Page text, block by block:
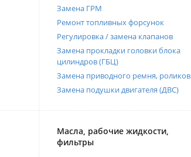
Замена ГРМ
Ремонт топливных форсунок
Регулировка / замена клапанов
Замена прокладки головки блока
цилиндров (ГБЦ)
Замена приводного ремня, роликов
Замена подушки двигателя (ДВС)
Масла, рабочие жидкости,
фильтры